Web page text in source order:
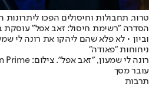
טרור, תחבולות וחיסולים הפכו ליתרונות
הסדרה "רשימת חיסול: זאב אפל" עוסקת
וביון • לא פלא שהם ליהקו את רונה לי
ניחוחות "פאודה"
רונה לי שמעון, "זאב אפל". צילום: Attila Szvacsek/Amazon Prime
עובר מסך
תרבות